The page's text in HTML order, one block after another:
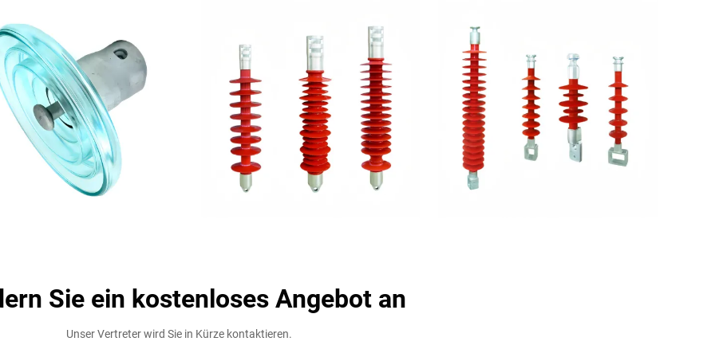
Sie ein kostenloses Angebot an
Unser Vertreter wird Sie in Kürze kontaktieren.